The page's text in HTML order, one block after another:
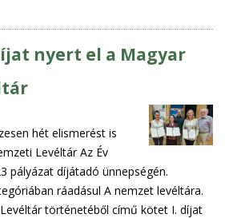
nyert el a Magyar
hét elismerést is
Levéltár Az Év
pályázat díjátadó ünnepségén.
ráadásul A nemzet levéltára.
történetéből című kötet I. díjat